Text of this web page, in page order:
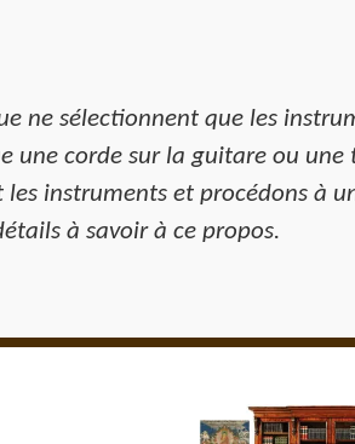
ne sélectionnent que les
corde sur la guitare ou une
instruments et procédons à
à savoir à ce propos.